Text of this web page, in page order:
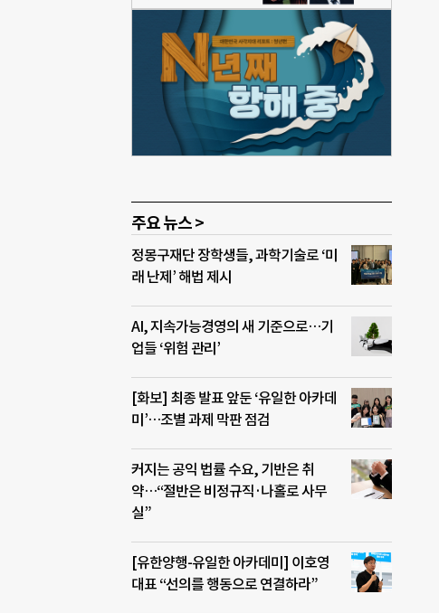
주요 뉴스 >
정몽구재단 장학생들, 과학기술로 ‘미
래 난제’ 해법 제시
AI, 지속가능경영의 새 기준으로…기
업들 ‘위험 관리’
[화보] 최종 발표 앞둔 ‘유일한 아카데
미’…조별 과제 막판 점검
커지는 공익 법률 수요, 기반은 취
약…“절반은 비정규직·나홀로 사무
실”
[유한양행-유일한 아카데미] 이호영
대표 “선의를 행동으로 연결하라”